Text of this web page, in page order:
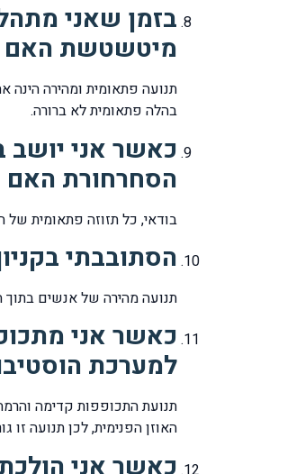
בזמן שאני
מיטשטשת האם
בהלה פתאומית לא ברורה.
כאשר אני יושב
הסחרחורת האם
בודאי, כל תזוזה פתאומית
הסתובבתי
תנועה מהירה של אנשים בתוך
כאשר אני
למערכת
האוזן הפנימית, לכן תנועה זו